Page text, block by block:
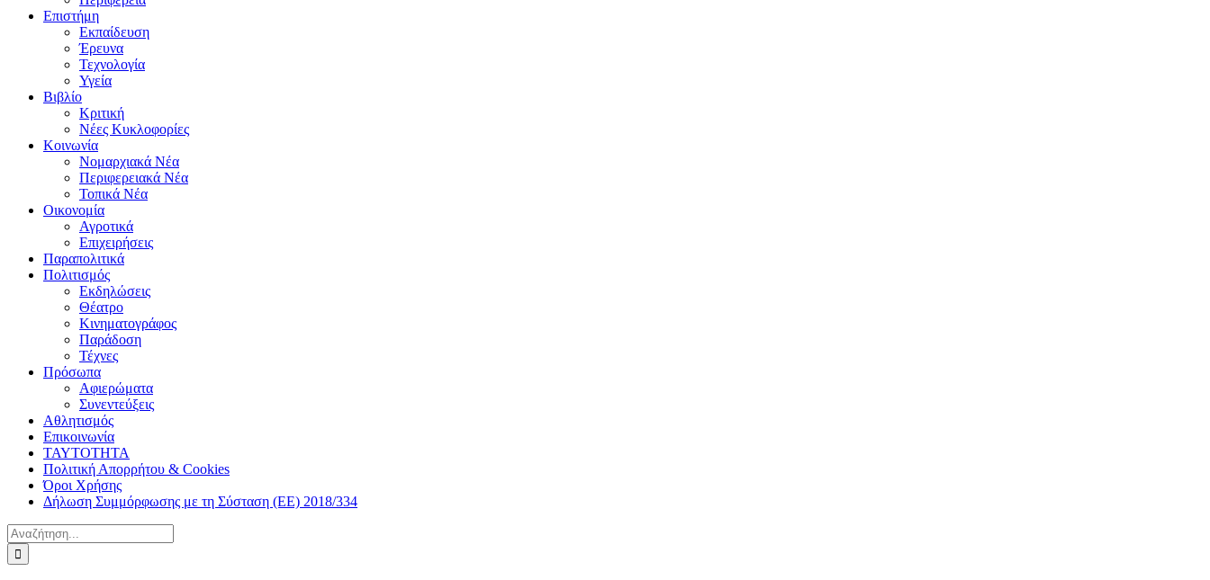
Επιστήμη
Εκπαίδευση
Έρευνα
Τεχνολογία
Υγεία
Βιβλίο
Κριτική
Νέες Κυκλοφορίες
Κοινωνία
Νομαρχιακά Νέα
Περιφερειακά Νέα
Τοπικά Νέα
Οικονομία
Αγροτικά
Επιχειρήσεις
Παραπολιτικά
Πολιτισμός
Εκδηλώσεις
Θέατρο
Κινηματογράφος
Παράδοση
Τέχνες
Πρόσωπα
Αφιερώματα
Συνεντεύξεις
Αθλητισμός
Επικοινωνία
ΤΑΥΤΟΤΗΤΑ
Πολιτική Απορρήτου & Cookies
Όροι Χρήσης
Δήλωση Συμμόρφωσης με τη Σύσταση (ΕΕ) 2018/334
Αναζήτηση
για: